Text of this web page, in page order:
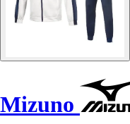
Mizuno